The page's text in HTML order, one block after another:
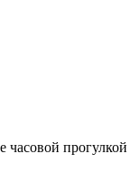
прогулкой